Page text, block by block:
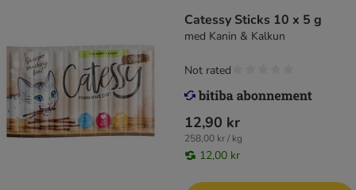
Catessy Sticks 10 x 5 g
med Kanin & Kalkun
12,90 kr
258,00 kr / kg
12,00 kr
Not rated